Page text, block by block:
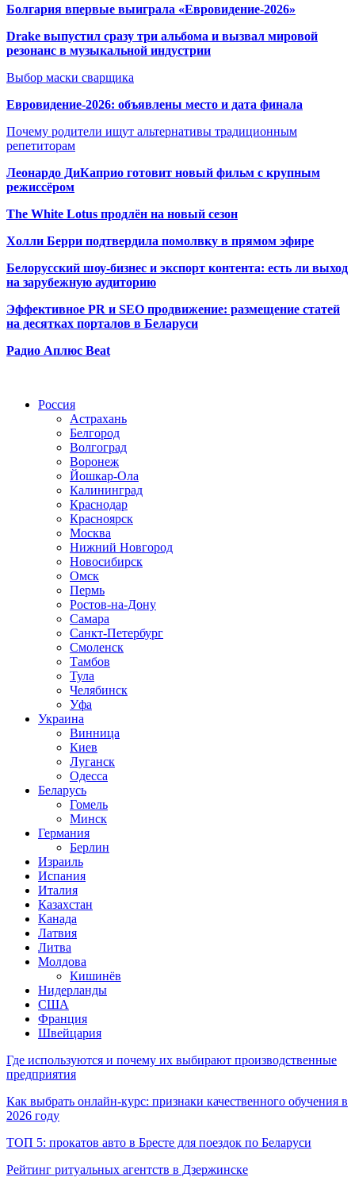
Болгария впервые выиграла «Евровидение-2026»
Drake выпустил сразу три альбома и вызвал мировой
резонанс в музыкальной индустрии
Выбор маски сварщика
Евровидение-2026: объявлены место и дата финала
Почему родители ищут альтернативы традиционным
репетиторам
Леонардо ДиКаприо готовит новый фильм с крупным
режиссёром
The White Lotus продлён на новый сезон
Холли Берри подтвердила помолвку в прямом эфире
Белорусский шоу-бизнес и экспорт контента: есть ли выход
на зарубежную аудиторию
Эффективное PR и SEO продвижение: размещение статей
на десятках порталов в Беларуси
Радио Аплюс Beat
Россия
Астрахань
Белгород
Волгоград
Воронеж
Йошкар-Ола
Калининград
Краснодар
Красноярск
Москва
Нижний Новгород
Новосибирск
Омск
Пермь
Ростов-на-Дону
Самара
Санкт-Петербург
Смоленск
Тамбов
Тула
Челябинск
Уфа
Украина
Винница
Киев
Луганск
Одесса
Беларусь
Гомель
Минск
Германия
Берлин
Израиль
Испания
Италия
Казахстан
Канада
Латвия
Литва
Молдова
Кишинёв
Нидерланды
США
Франция
Швейцария
Где используются и почему их выбирают производственные
предприятия
Как выбрать онлайн-курс: признаки качественного обучения в
2026 году
ТОП 5: прокатов авто в Бресте для поездок по Беларуси
Рейтинг ритуальных агентств в Дзержинске